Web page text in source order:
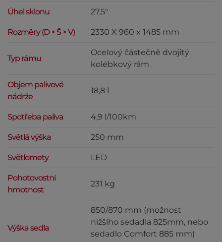
Úhel sklonu 27,5°
Rozměry (D × Š × V) 2330 X 960 x 1485 mm
Typ rámu
Ocelový částečně dvojitý
kolébkový rám
Objem palivové
nádrže
18,8 l
Spotřeba paliva 4,9 l/100km
Světlá výška 250 mm
Světlomety LED
Pohotovostní
hmotnost
231 kg
Výška sedla
850/870 mm (možnost
nižšího sedadla 825mm, nebo
sedadlo Comfort 885 mm)